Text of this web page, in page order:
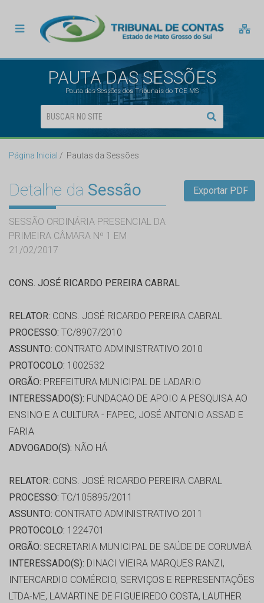
PAUTA DAS SESSÕES
Pauta das Sessões dos Tribunais do TCE MS
Página Inicial Pautas da Sessões
Detalhe da Sessão
SESSÃO ORDINÁRIA PRESENCIAL DA
PRIMEIRA CÂMARA Nº 1 EM
21/02/2017
Exportar PDF
CONS. JOSÉ RICARDO PEREIRA CABRAL
RELATOR: CONS. JOSÉ RICARDO PEREIRA CABRAL
PROCESSO: TC/8907/2010
ASSUNTO: CONTRATO ADMINISTRATIVO 2010
PROTOCOLO: 1002532
ORGÃO: PREFEITURA MUNICIPAL DE LADARIO
INTERESSADO(S): FUNDACAO DE APOIO A PESQUISA AO
ENSINO E A CULTURA - FAPEC, JOSÉ ANTONIO ASSAD E
FARIA
ADVOGADO(S): NÃO HÁ
RELATOR: CONS. JOSÉ RICARDO PEREIRA CABRAL
PROCESSO: TC/105895/2011
ASSUNTO: CONTRATO ADMINISTRATIVO 2011
PROTOCOLO: 1224701
ORGÃO: SECRETARIA MUNICIPAL DE SAÚDE DE CORUMBÁ
INTERESSADO(S): DINACI VIEIRA MARQUES RANZI,
INTERCARDIO COMÉRCIO, SERVIÇOS E REPRESENTAÇÕES
LTDA-ME, LAMARTINE DE FIGUEIREDO COSTA, LAUTHER